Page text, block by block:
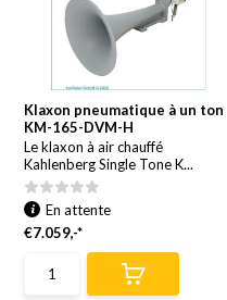
Klaxon pneumatique à un ton
KM-165-DVM-H
Le klaxon à air chauffé
Kahlenberg Single Tone K...
En attente
€7.059,-*